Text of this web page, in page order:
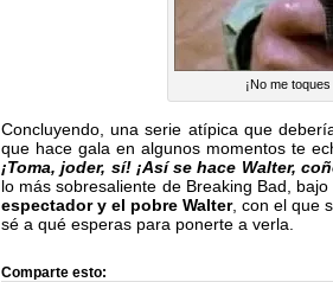
¡No me
Concluyendo, una serie atípica que
que hace gala en algunos momentos te
¡Toma, joder, sí! ¡Así se hace Walter,
lo más sobresaliente de Breaking Bad,
espectador y el pobre Walter, con el que
sé a qué esperas para ponerte a verla.
Comparte esto: